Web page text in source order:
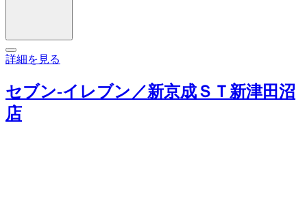
詳細を見る
セブン‐イレブン／新京成ＳＴ新津田沼
店